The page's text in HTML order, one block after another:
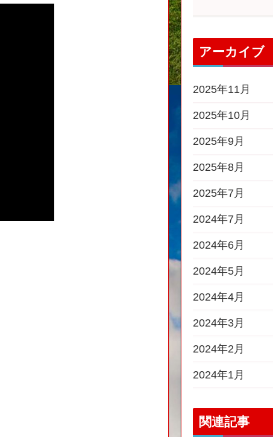
アーカイブ
2025年11月
2025年10月
2025年9月
2025年8月
2025年7月
2024年7月
2024年6月
2024年5月
2024年4月
2024年3月
2024年2月
2024年1月
関連記事